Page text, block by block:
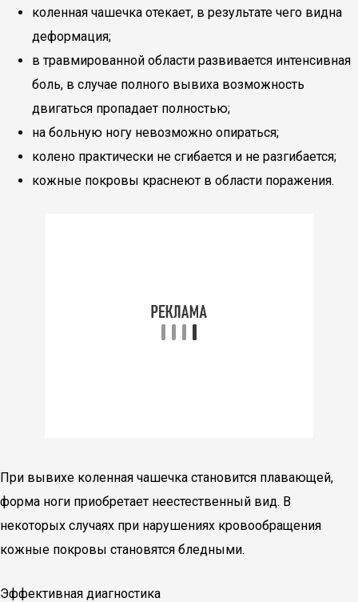
коленная чашечка отекает, в результате чего видна
деформация;
в травмированной области развивается интенсивная
боль, в случае полного вывиха возможность
двигаться пропадает полностью;
на больную ногу невозможно опираться;
колено практически не сгибается и не разгибается;
кожные покровы краснеют в области поражения.
При вывихе коленная чашечка становится плавающей,
форма ноги приобретает неестественный вид. В
некоторых случаях при нарушениях кровообращения
кожные покровы становятся бледными.
Эффективная диагностика